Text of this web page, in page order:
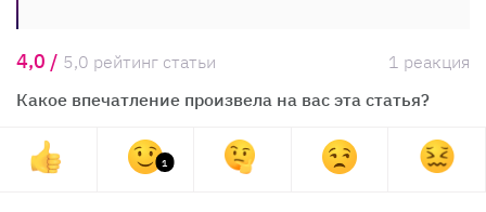
4,0 / 5,0 рейтинг статьи
1 реакция
Какое впечатление произвела на вас эта статья?
1